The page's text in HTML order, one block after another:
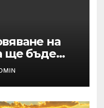
на
ще бъде
на 10